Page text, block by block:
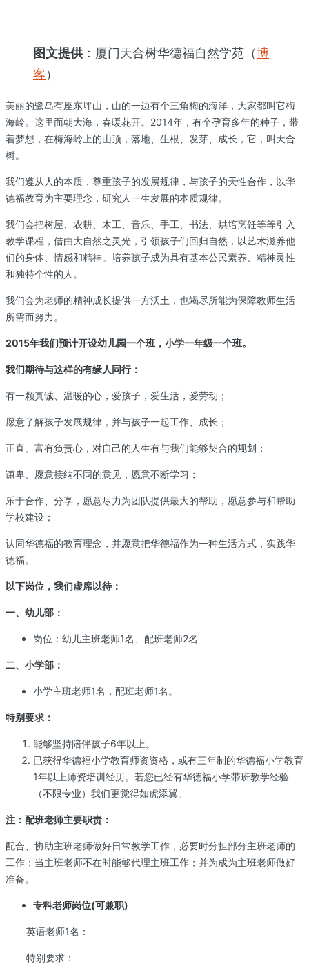
图文提供：厦门天合树华德福自然学苑（博
客）
美丽的鹭岛有座东坪山，山的一边有个三角梅的海洋，大家都叫它梅
海岭。这里面朝大海，春暖花开。2014年，有个孕育多年的种子，带
着梦想，在梅海岭上的山顶，落地、生根、发芽、成长，它，叫天合
树。
我们遵从人的本质，尊重孩子的发展规律，与孩子的天性合作，以华
德福教育为主要理念，研究人一生发展的本质规律。
我们会把树屋、农耕、木工、音乐、手工、书法、烘培烹饪等等引入
教学课程，借由大自然之灵光，引领孩子们回归自然，以艺术滋养他
们的身体、情感和精神。培养孩子成为具有基本公民素养、精神灵性
和独特个性的人。
我们会为老师的精神成长提供一方沃土，也竭尽所能为保障教师生活
所需而努力。
2015年我们预计开设幼儿园一个班，小学一年级一个班。
我们期待与这样的有缘人同行：
有一颗真诚、温暖的心，爱孩子，爱生活，爱劳动；
愿意了解孩子发展规律，并与孩子一起工作、成长；
正直、富有负责心，对自己的人生有与我们能够契合的规划；
谦卑、愿意接纳不同的意见，愿意不断学习；
乐于合作、分享，愿意尽力为团队提供最大的帮助，愿意参与和帮助
学校建设；
认同华德福的教育理念，并愿意把华德福作为一种生活方式，实践华
德福。
以下岗位，我们虚席以待：
一、幼儿部：
岗位：幼儿主班老师1名、配班老师2名
二、小学部：
小学主班老师1名，配班老师1名。
特别要求：
能够坚持陪伴孩子6年以上。
已获得华德福小学教育师资资格，或有三年制的华德福小学教育
1年以上师资培训经历。若您已经有华德福小学带班教学经验
（不限专业）我们更觉得如虎添翼。
注：配班老师主要职责：
配合、协助主班老师做好日常教学工作，必要时分担部分主班老师的
工作；当主班老师不在时能够代理主班工作；并为成为主班老师做好
准备。
专科老师岗位(可兼职)
英语老师1名：
特别要求：